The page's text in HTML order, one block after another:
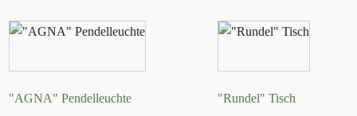
"AGNA" Pendelleuchte "Rundel" Tisch